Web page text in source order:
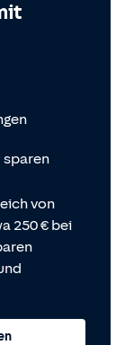
sparen
von
250 € bei